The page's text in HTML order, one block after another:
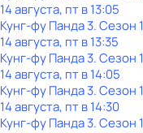
14 августа, пт в 13:05
Кунг-фу Панда 3. Сезон 1
14 августа, пт в 13:35
Кунг-фу Панда 3. Сезон 1
14 августа, пт в 14:05
Кунг-фу Панда 3. Сезон 1
14 августа, пт в 14:30
Кунг-фу Панда 3. Сезон 1